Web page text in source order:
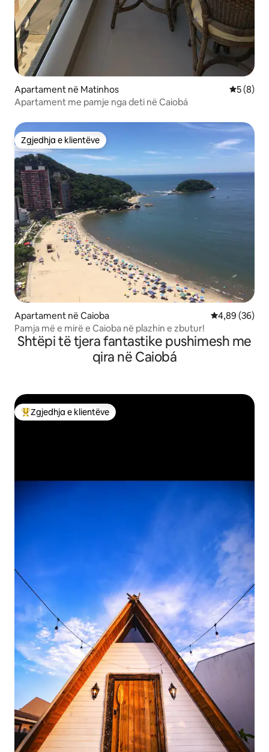
Apartament në Matinhos
5 (8)
Apartament me pamje nga deti në Caiobá
Zgjedhja e klientëve
Zgjedhja e klientëve
Apartament në Caioba Vlerësimi
4,89 (36)
Pamja më e mirë e Caioba në plazhin e zbutur!
Shtëpi të tjera fantastike pushimesh me
qira në Caiobá
Më të mirat e zgjedhjeve të klientëve
Zgjedhja e klientëve